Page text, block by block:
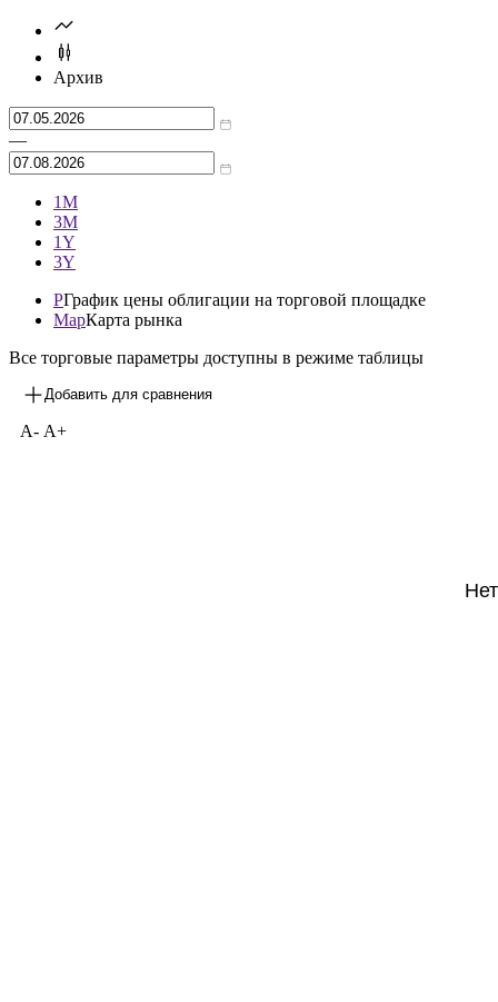
Архив
—
1М
3М
1Y
3Y
PГрафик цены облигации на торговой площадке
MapКарта рынка
Все торговые параметры доступны в режиме таблицы
Добавить для сравнения